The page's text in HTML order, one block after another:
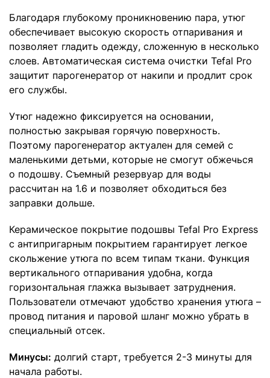
Благодаря глубокому проникновению пара, утюг
обеспечивает высокую скорость отпаривания и
позволяет гладить одежду, сложенную в несколько
слоев. Автоматическая система очистки Tefal Pro
защитит парогенератор от накипи и продлит срок
его службы.
Утюг надежно фиксируется на основании,
полностью закрывая горячую поверхность.
Поэтому парогенератор актуален для семей с
маленькими детьми, которые не смогут обжечься
о подошву. Съемный резервуар для воды
рассчитан на 1.6 и позволяет обходиться без
заправки дольше.
Керамическое покрытие подошвы Tefal Pro Express
с антипригарным покрытием гарантирует легкое
скольжение утюга по всем типам ткани. Функция
вертикального отпаривания удобна, когда
горизонтальная глажка вызывает затруднения.
Пользователи отмечают удобство хранения утюга –
провод питания и паровой шланг можно убрать в
специальный отсек.
Минусы: долгий старт, требуется 2-3 минуты для
начала работы.